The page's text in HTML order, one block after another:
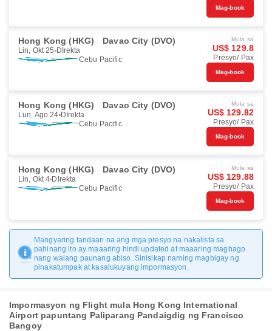
Mag-book
Hong Kong (HKG) Davao City (DVO)
Lin, Okt 25 DIrekta
Cebu Pacific
Mula sa
US$ 129.8
Presyo/ Pax
Mag-book
Hong Kong (HKG) Davao City (DVO)
Lun, Ago 24 DIrekta
Cebu Pacific
Mula sa
US$ 129.82
Presyo/ Pax
Mag-book
Hong Kong (HKG) Davao City (DVO)
Lin, Okt 4 DIrekta
Cebu Pacific
Mula sa
US$ 129.88
Presyo/ Pax
Mag-book
Mangyaring tandaan na ang mga presyo na nakalista sa
pahinang ito ay maaaring hindi updated at maaaring magbago
nang walang paunang abiso. Sinisikap naming magbigay ng
pinakatumpak at kasalukuyang impormasyon.
Impormasyon ng Flight mula Hong Kong International
Airport papuntang Paliparang Pandaigdig ng Francisco
Bangoy